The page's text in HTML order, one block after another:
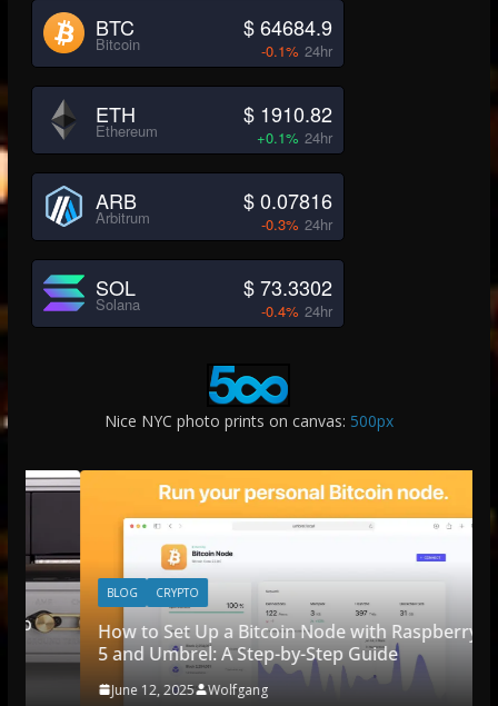
BTC
Bitcoin
$ 64684.9
-0.1% 24hr
ETH
Ethereum
$ 1910.82
+0.1% 24hr
ARB
Arbitrum
$ 0.07816
-0.3% 24hr
SOL
Solana
$ 73.3302
-0.4% 24hr
Nice NYC photo prints on canvas: 500px
BLOG CRYPTO
How to Set Up a Bitcoin Node with Raspberry Pi
5 and Umbrel: A Step-by-Step Guide
June 12, 2025 Wolfgang